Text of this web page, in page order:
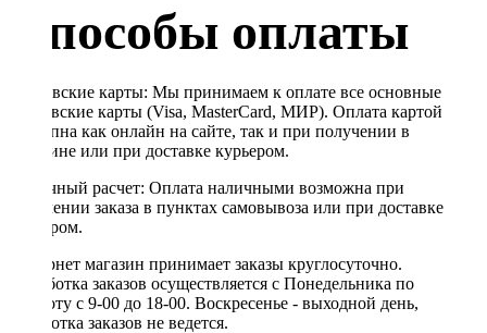
Способы оплаты
Банковские карты: Мы принимаем к оплате все основные
банковские карты (Visa, MasterCard, МИР). Оплата картой
доступна как онлайн на сайте, так и при получении в
магазине или при доставке курьером.
Наличный расчет: Оплата наличными возможна при
получении заказа в пунктах самовывоза или при доставке
курьером.
Интернет магазин принимает заказы круглосуточно.
Обработка заказов осуществляется с Понедельника по
Субботу с 9-00 до 18-00. Воскресенье - выходной день,
обработка заказов не ведется.